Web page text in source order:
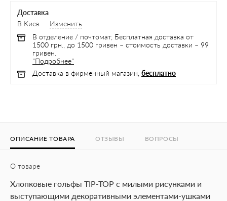
Доставка
В Киев
Изменить
В отделение / почтомат, Бесплатная доставка от
1500 грн., до 1500 гривен – стоимость доставки – 99
гривен.
"Подробнее"
Доставка в фирменный магазин, бесплатно
ОПИСАНИЕ ТОВАРА ОТЗЫВЫ ВОПРОСЫ
О товаре
Хлопковые гольфы TIP-TOP с милыми рисунками и
выступающими декоративными элементами-ушками